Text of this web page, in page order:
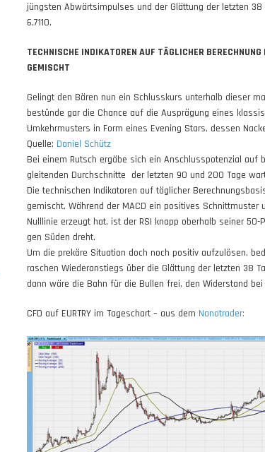
jüngsten Abwärtsimpulses und der Glättung der letzten 38
6,7110.
TECHNISCHE INDIKATOREN AUF TÄGLICHER
GEMISCHT
Gelingt den Bären nun ein Schlusskurs unterhalb dieser
bestünde gar die Chance auf die Ausprägung eines
Umkehrmusters in Form eines Evening Stars, dessen
Quelle: Daniel Schütz
Bei einem Rutsch ergäbe sich ein Anschlusspotenzial auf
gleitenden Durchschnitte der letzten 90 und 200 Tage
Die technischen Indikatoren auf täglicher
gemischt. Während der MACD ein positives Schnittmuster
Nulllinie erzeugt hat, ist der RSI knapp oberhalb seiner 50-
gen Süden dreht.
Um die prekäre Situation doch noch positiv aufzulösen,
raschen Wiederanstiegs über die Glättung der letzten 38
dann wäre die Bahn für die Bullen frei, den Widerstand
CFD auf EURTRY im Tageschart – aus dem Nanotrader: